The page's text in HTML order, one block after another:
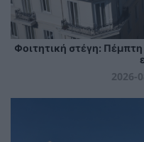
Φοιτητική στέγη:
2026-